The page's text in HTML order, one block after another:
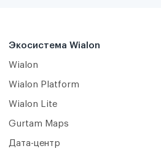
Экосистема Wialon
Wialon
Wialon Platform
Wialon Lite
Gurtam Maps
Дата-центр